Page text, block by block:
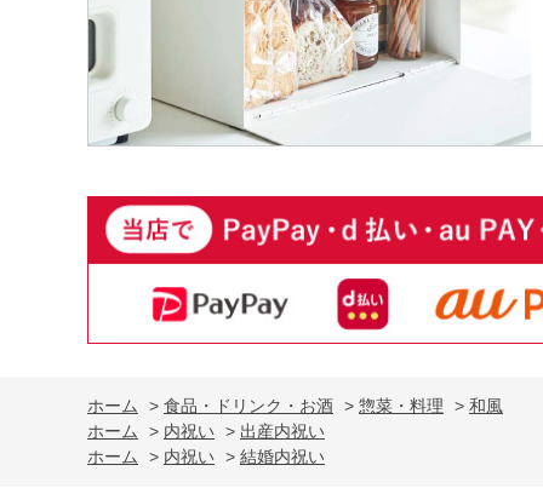
ホーム > 食品・ドリンク・お酒 > 惣菜・料理 > 和風
ホーム
> 内祝い > 出産内祝い
ホーム
> 内祝い > 結婚内祝い